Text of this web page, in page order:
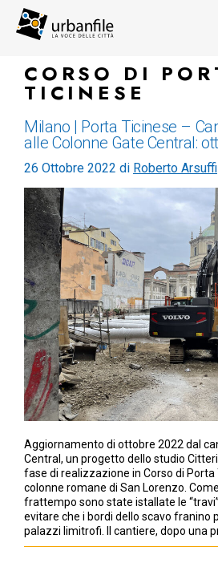
CORSO DI
TICINESE
Milano | Porta Ticinese –
alle Colonne Gate Central:
26 Ottobre 2022 di Roberto Arsuffi
Aggiornamento di ottobre 2022 dal
Central, un progetto dello studio
fase di realizzazione in Corso di Porta
colonne romane di San Lorenzo.
frattempo sono state istallate le
evitare che i bordi dello scavo franino
palazzi limitrofi. Il cantiere, dopo una